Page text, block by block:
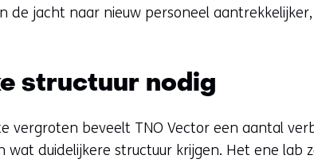
de jacht naar nieuw personeel
structuur nodig
vergroten beveelt TNO Vector een aantal
wat duidelijkere structuur krijgen. Het ene